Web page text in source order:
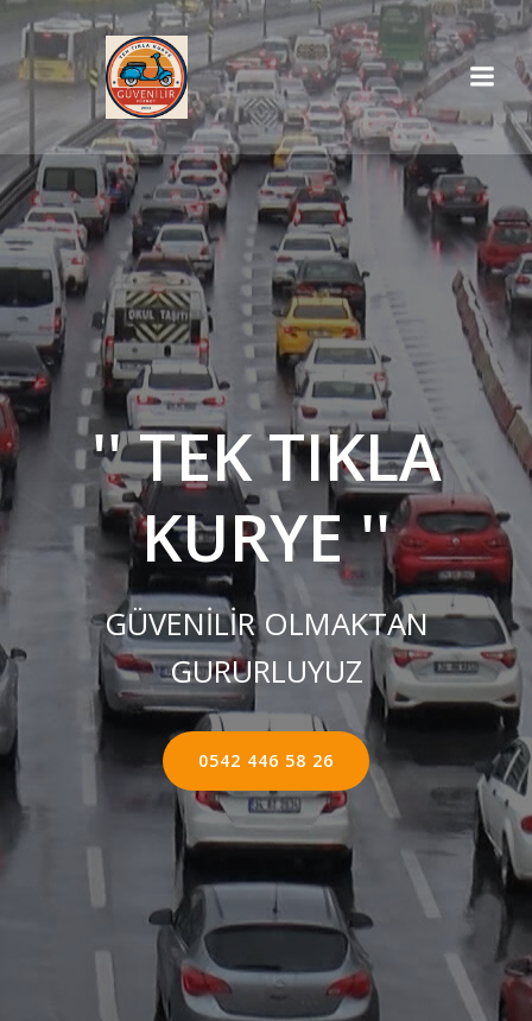
İçeriğe
geç
'' TEK TIKLA
KURYE ''
GÜVENİLİR OLMAKTAN
GURURLUYUZ
0542 446 58 26